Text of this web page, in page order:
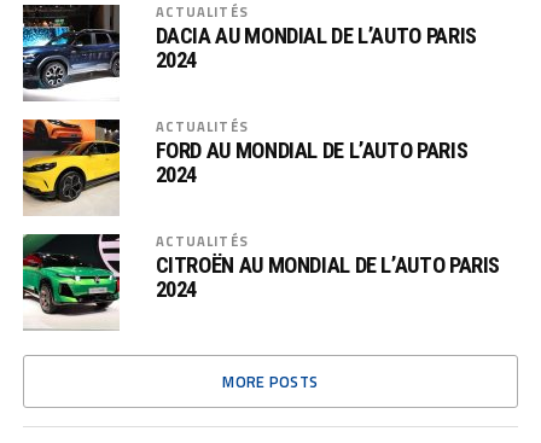
ACTUALITÉS
DACIA AU MONDIAL DE L’AUTO PARIS
2024
ACTUALITÉS
FORD AU MONDIAL DE L’AUTO PARIS
2024
ACTUALITÉS
CITROËN AU MONDIAL DE L’AUTO PARIS
2024
MORE POSTS